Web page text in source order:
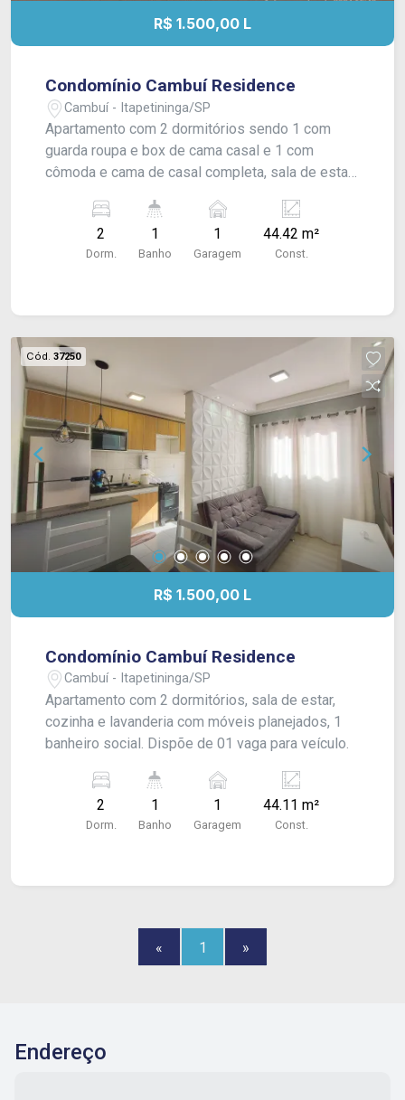
R$ 1.500,00 L
Condomínio Cambuí Residence
Cambuí - Itapetininga/SP
Apartamento com 2 dormitórios sendo 1 com
guarda roupa e box de cama casal e 1 com
cômoda e cama de casal completa, sala de estar,
com armário, fogão, coifa e geladeira novos, 1
banheiro social, lavanderia com máquina de lavar
e vaga para 1 carro numerada. Acabamento: laje e
2
Dorm.
1
Banho
1
Garagem
44.42 m²
Const.
Cód. 37250
R$ 1.500,00 L
Condomínio Cambuí Residence
Cambuí - Itapetininga/SP
Apartamento com 2 dormitórios, sala de estar,
cozinha e lavanderia com móveis planejados, 1
banheiro social. Dispõe de 01 vaga para veículo.
2
Dorm.
1
Banho
1
Garagem
44.11 m²
Const.
« 1 »
Endereço